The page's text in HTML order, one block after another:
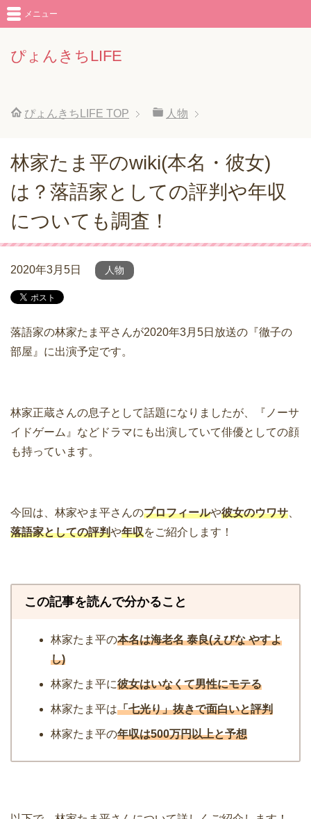
ぴょんきちLIFE
メニュー
ぴょんきちLIFE TOP 人物
林家たま平のwiki(本名・彼女)
は？落語家としての評判や年収
についても調査！
2020年3月5日 人物
落語家の林家たま平さんが2020年3月5日放送の『徹子の
部屋』に出演予定です。
林家正蔵さんの息子として話題になりましたが、『ノーサ
イドゲーム』などドラマにも出演していて俳優としての顔
も持っています。
今回は、林家やま平さんのプロフィールや彼女のウワサ
落語家としての評判や年収をご紹介します！
この記事を読んで分かること
林家たま平の本名は海老名 泰良(えびな やすよ
し)
林家たま平に彼女はいなくて男性にモテる
林家たま平は「七光り」抜きで面白いと評判
林家たま平の年収は500万円以上と予想